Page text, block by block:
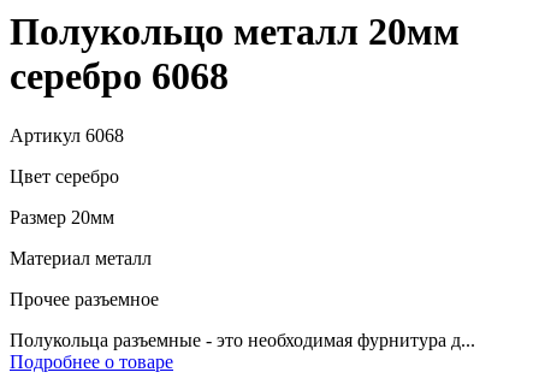
Полукольцо металл 20мм
серебро 6068
Артикул 6068
Цвет серебро
Размер 20мм
Материал металл
Прочее разъемное
Полукольца разъемные - это необходимая фурнитура д...
Подробнее о товаре